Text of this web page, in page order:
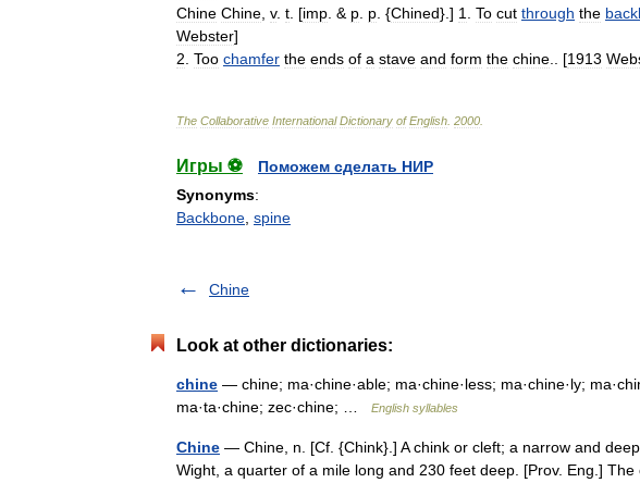
Chine Chine v. t . [imp . & p p . {Chined}.] 1 To cut through the
Webster]
2 Too chamfer the ends of a stave and form the chine .. [1913
The Collaborative International Dictionary of English 2000
Игры ⚽
Поможем сделать НИР
Synonyms:
Backbone spine
Chine
Look at other dictionaries:
chine — chine; ma·chine·able; ma·chine·less; ma·chine·ly;
ma·ta·chine; zec·chine; …
English syllables
Chine — Chine, n. [Cf. {Chink}.] A chink or cleft; a narrow and
Wight, a quarter of a mile long and 230 feet deep. [Prov. Eng.]